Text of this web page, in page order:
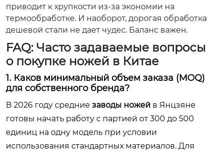
приводит к хрупкости из-за экономии на
термообработке. И наоборот, дорогая обработка
дешевой стали не дает чудес. Баланс важен.
FAQ: Часто задаваемые вопросы
о покупке ножей в Китае
1. Каков минимальный объем заказа (MOQ)
для собственного бренда?
В 2026 году средние заводы ножей в Янцзяне
готовы начать работу с партией от 300 до 500
единиц на одну модель при условии
использования стандартных материалов. Для